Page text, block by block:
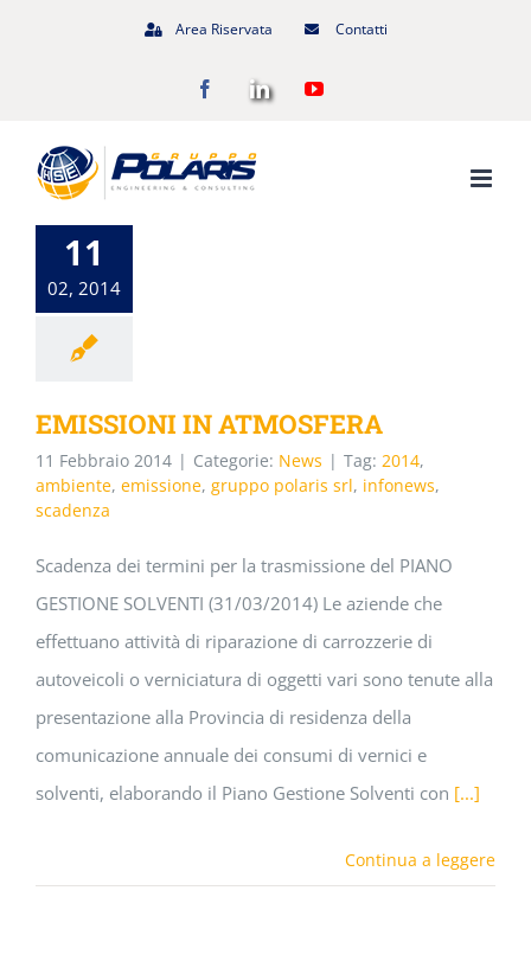
Area Riservata Contatti
FacebookLinkedInYouTube
11
02, 2014
EMISSIONI IN ATMOSFERA
11 Febbraio 2014 | Categorie: News | Tag: 2014,
ambiente, emissione, gruppo polaris srl, infonews,
scadenza
Scadenza dei termini per la trasmissione del PIANO
GESTIONE SOLVENTI (31/03/2014) Le aziende che
effettuano attività di riparazione di carrozzerie di
autoveicoli o verniciatura di oggetti vari sono tenute alla
presentazione alla Provincia di residenza della
comunicazione annuale dei consumi di vernici e
solventi, elaborando il Piano Gestione Solventi con [...]
Continua a leggere